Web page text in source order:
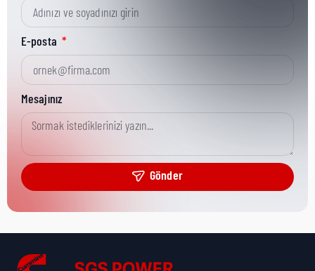
Kısa Parça No:
Ürün Grubu:
Ürün Kategorisi:
Nakliye Yüksekliği:
Nakliye Uzunluğu:
E-posta
Mesajınız
Gönder